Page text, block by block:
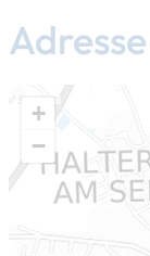
+
−